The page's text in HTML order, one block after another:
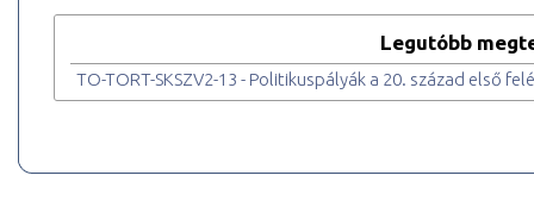
Legutóbb
TO-TORT-SKSZV2-13 - Politikuspályák a 20. század első